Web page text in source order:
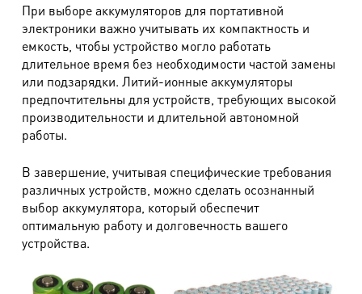
При выборе аккумуляторов для портативной
электроники важно учитывать их компактность и
емкость, чтобы устройство могло работать
длительное время без необходимости частой замены
или подзарядки. Литий-ионные аккумуляторы
предпочтительны для устройств, требующих высокой
производительности и длительной автономной
работы.
В завершение, учитывая специфические требования
различных устройств, можно сделать осознанный
выбор аккумулятора, который обеспечит
оптимальную работу и долговечность вашего
устройства.